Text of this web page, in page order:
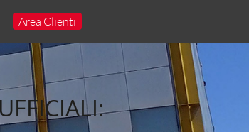
Area Clienti